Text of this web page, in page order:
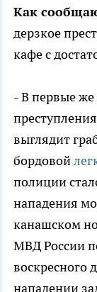
Как
дерзкое
кафе с
- В первые
выглядит
бордовой
полиции
нападения
канашском
МВД России
воскресного
нападении